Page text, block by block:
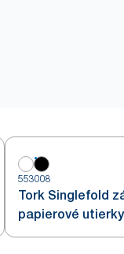
553008
Tork Singlefold
papierové